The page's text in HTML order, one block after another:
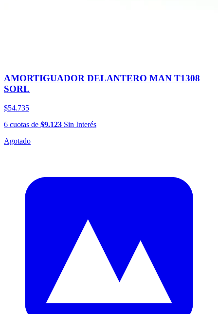
AMORTIGUADOR DELANTERO MAN T1308
SORL
$54.735
6 cuotas de $9.123 Sin Interés
Agotado